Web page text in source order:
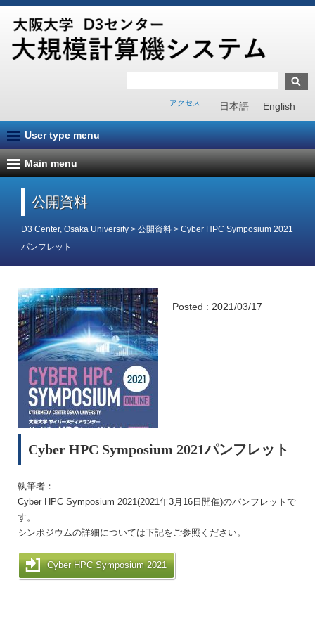
日本語 English
アクセス
User type menu
Main menu
公開資料
D3 Center, Osaka University > 公開資料 > Cyber HPC Symposium 2021
パンフレット
Cyber HPC Symposium 2021パンフレット
執筆者：
Cyber HPC Symposium 2021(2021年3月16日開催)のパンフレットで
す。
シンポジウムの詳細については下記をご参照ください。
Cyber HPC Symposium 2021
Posted : 2021/03/17